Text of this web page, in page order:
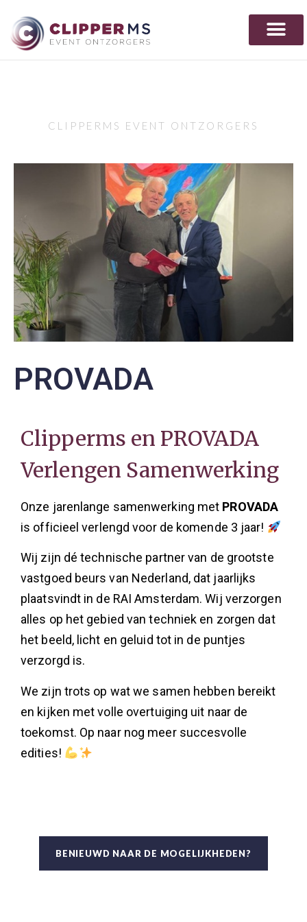
CLIPPERMS EVENT ONTZORGERS
PROVADA
Clipperms en PROVADA
Verlengen Samenwerking
Onze jarenlange samenwerking met PROVADA
is officieel verlengd voor de komende 3 jaar!
Wij zijn dé technische partner van de grootste
vastgoed beurs van Nederland, dat jaarlijks
plaatsvindt in de RAI Amsterdam. Wij verzorgen
alles op het gebied van techniek en zorgen dat
het beeld, licht en geluid tot in de puntjes
verzorgd is.
We zijn trots op wat we samen hebben bereikt
en kijken met volle overtuiging uit naar de
toekomst. Op naar nog meer succesvolle
edities!
BENIEUWD NAAR DE MOGELIJKHEDEN?